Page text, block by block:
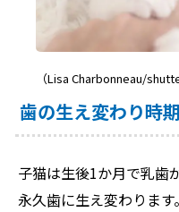
（Lisa Charbonneau/
歯の生え変わり時
子猫は生後1か月で乳歯
永久歯に生え変わりま